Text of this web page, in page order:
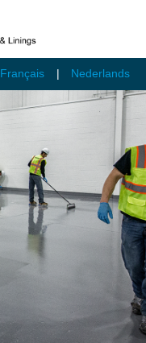
Français Nederlands